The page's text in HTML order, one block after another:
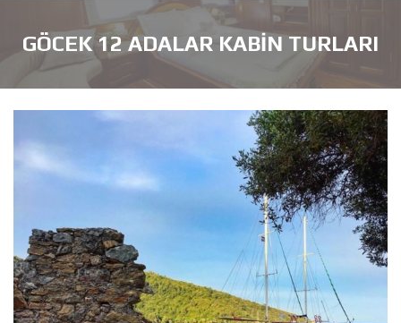
GÖCEK 12 ADALAR KABIN TURLARI